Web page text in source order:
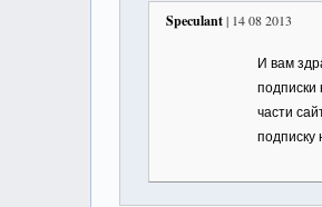
Speculant| 14 08 2013
И вам
подписки
части
подписку